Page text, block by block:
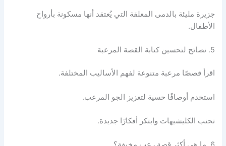
جزيرة مليئة بالدمى المعلقة التي يُعتقد أنها مسكونة بأرواح
الأطفال.​
5. نصائح لتحسين كتابة القصة المرعبة
اقرأ قصصًا مرعبة متنوعة لفهم الأساليب المختلفة.​
استخدم أوصافًا حسية لتعزيز الجو المرعب.​
تجنب الكليشيهات وابتكر أفكارًا جديدة.​